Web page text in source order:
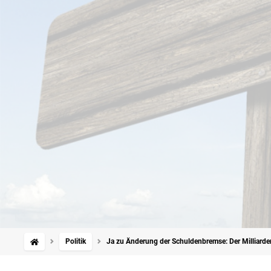
Politik Ja zu Änderung der Schuldenbremse: Der